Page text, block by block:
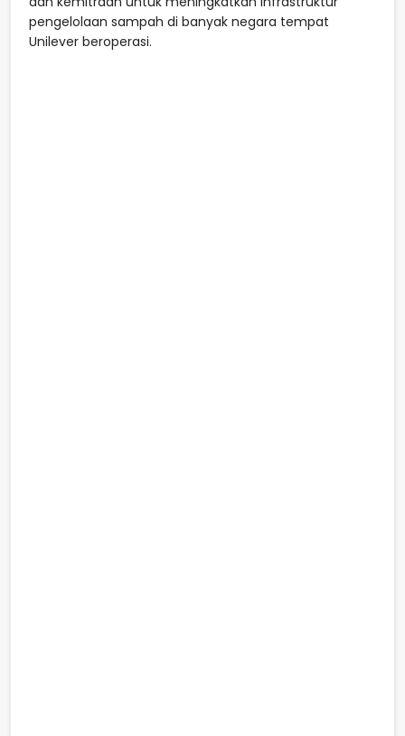
pengelolaan sampah di banyak negara tempat
Unilever beroperasi.